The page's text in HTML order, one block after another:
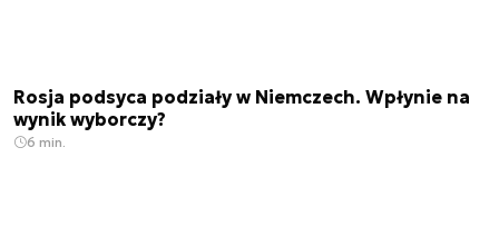
Rosja podsyca podziały w Niemczech. Wpłynie na
wynik wyborczy?
6 min.